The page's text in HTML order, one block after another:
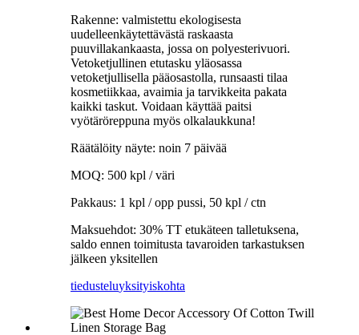
Rakenne: valmistettu ekologisesta
uudelleenkäytettävästä raskaasta
puuvillakankaasta, jossa on polyesterivuori.
Vetoketjullinen etutasku yläosassa
vetoketjullisella pääosastolla, runsaasti tilaa
kosmetiikkaa, avaimia ja tarvikkeita pakata
kaikki taskut. Voidaan käyttää paitsi
vyötäröreppuna myös olkalaukkuna!
Räätälöity näyte: noin 7 päivää
MOQ: 500 kpl / väri
Pakkaus: 1 kpl / opp pussi, 50 kpl / ctn
Maksuehdot: 30% TT etukäteen talletuksena,
saldo ennen toimitusta tavaroiden tarkastuksen
jälkeen yksitellen
tiedusteluyksityiskohta